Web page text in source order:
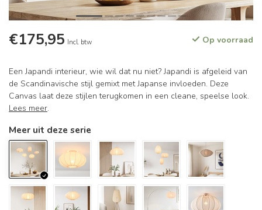
€175,95 Incl. btw Op voorraad
Een Japandi interieur, wie wil dat nu niet? Japandi is afgeleid van
de Scandinavische stijl gemixt met Japanse invloeden. Deze
Canvas laat deze stijlen terugkomen in een cleane, speelse look.
Lees meer.
Meer uit deze serie